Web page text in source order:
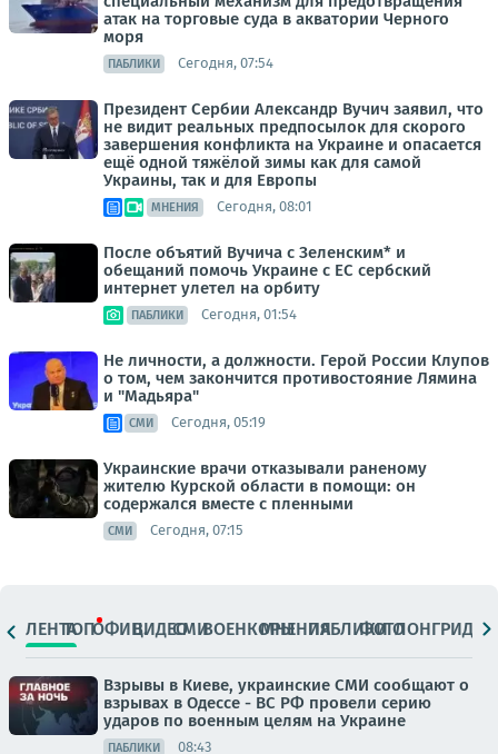
атак на торговые суда в акватории Черного
моря
ПАБЛИКИ Сегодня, 07:54
Президент Сербии Александр Вучич заявил, что
не видит реальных предпосылок для скорого
завершения конфликта на Украине и опасается
ещё одной тяжёлой зимы как для самой
Украины, так и для Европы
МНЕНИЯ Сегодня, 08:01
После объятий Вучича с Зеленским* и
обещаний помочь Украине с ЕС сербский
интернет улетел на орбиту
ПАБЛИКИ Сегодня, 01:54
Не личности, а должности. Герой России Клупов
о том, чем закончится противостояние Лямина
и "Мадьяра"
СМИ Сегодня, 05:19
Украинские врачи отказывали раненому
жителю Курской области в помощи: он
содержался вместе с пленными
СМИ Сегодня, 07:15
ЛЕНТАТОПОФИЦ.ВИДЕОСМИВОЕНКОРЫМНЕНИЯПАБЛИКИ
ФОТОЛОНГРИДЫ
Взрывы в Киеве, украинские СМИ сообщают о
взрывах в Одессе - ВС РФ провели серию
ударов по военным целям на Украине
ПАБЛИКИ 08:43